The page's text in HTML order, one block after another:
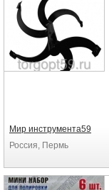
Мир инструмента59
Россия, Пермь